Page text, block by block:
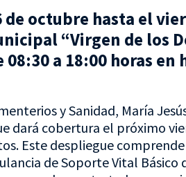
de octubre hasta el
“Virgen de los
a 18:00 horas en
y Sanidad, María
dará cobertura el próximo
Este despliegue
de Soporte Vital Básico